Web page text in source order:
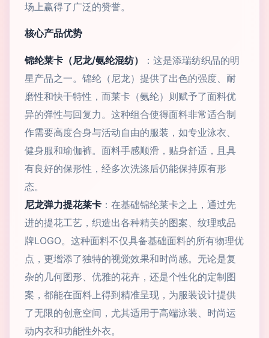
场上赢得了广泛的赞誉。
核心产品优势
锦纶莱卡（尼龙/氨纶混纺）
：这是添瑞纺织品的明
星产品之一。锦纶（尼龙）提供了出色的强度、耐
磨性和快干特性，而莱卡（氨纶）则赋予了面料优
异的弹性与回复力。这种组合使得面料非常适合制
作需要高度合身与活动自由的服装，如专业泳衣、
健身服和瑜伽裤。面料手感顺滑，贴身舒适，且具
有良好的保形性，经多次洗涤后仍能保持原有形
态。
尼龙弹力提花莱卡 ：在基础锦纶莱卡之上，通过先
进的提花工艺，织造出各种精美的图案、纹理或品
牌LOGO。这种面料不仅具备基础面料的所有物理优
点，更增添了独特的视觉效果和时尚感。无论是复
杂的几何图形、优雅的花卉，还是个性化的定制图
案，都能在面料上得到精准呈现，为服装设计提供
了无限的创意空间，尤其适用于高端泳装、时尚运
动内衣和功能性外衣。